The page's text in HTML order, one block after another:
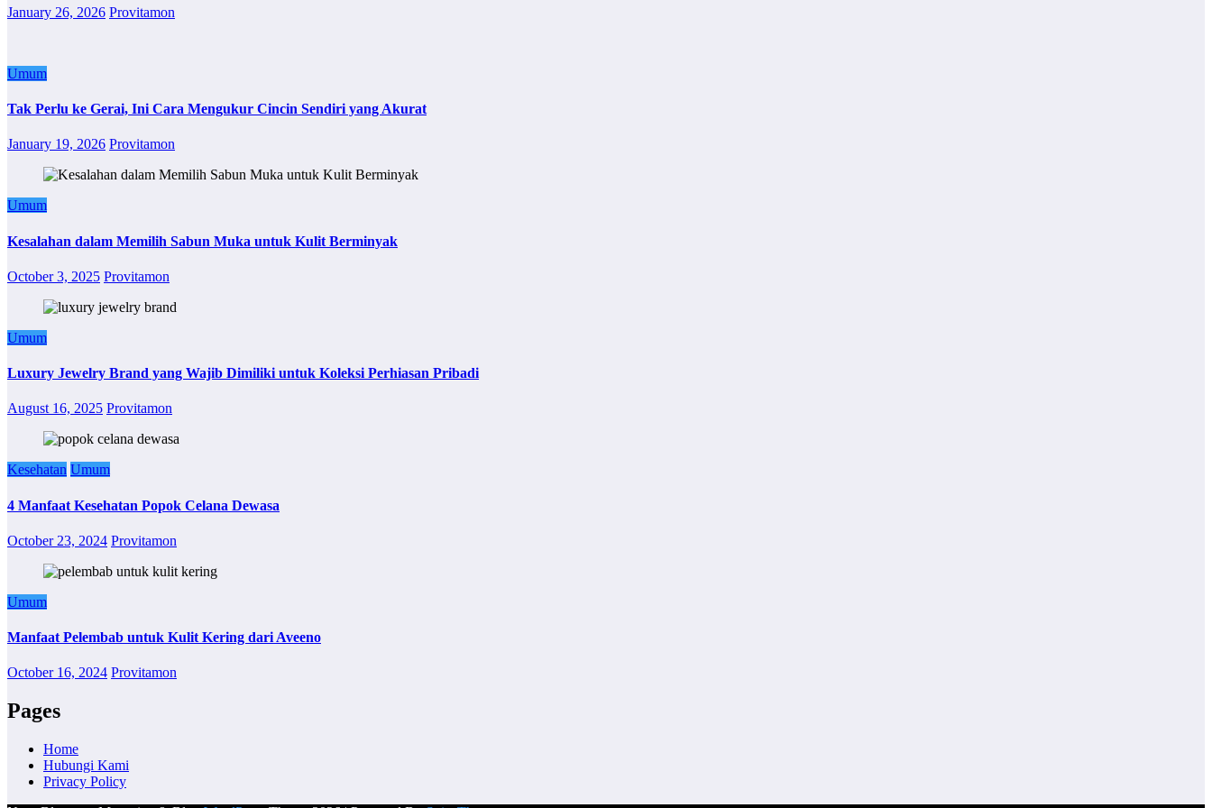
January 26, 2026 Provitamon
Umum
Tak Perlu ke Gerai, Ini Cara Mengukur Cincin Sendiri yang Akurat
January 19, 2026 Provitamon
Umum
Kesalahan dalam Memilih Sabun Muka untuk Kulit Berminyak
October 3, 2025 Provitamon
Umum
Luxury Jewelry Brand yang Wajib Dimiliki untuk Koleksi Perhiasan Pribadi
August 16, 2025 Provitamon
Kesehatan Umum
4 Manfaat Kesehatan Popok Celana Dewasa
October 23, 2024 Provitamon
Umum
Manfaat Pelembab untuk Kulit Kering dari Aveeno
October 16, 2024 Provitamon
Pages
Home
Hubungi Kami
Privacy Policy